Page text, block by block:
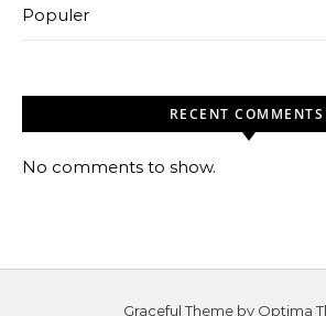
Populer
RECENT COMMENTS
No comments to show.
Graceful Theme by Optima